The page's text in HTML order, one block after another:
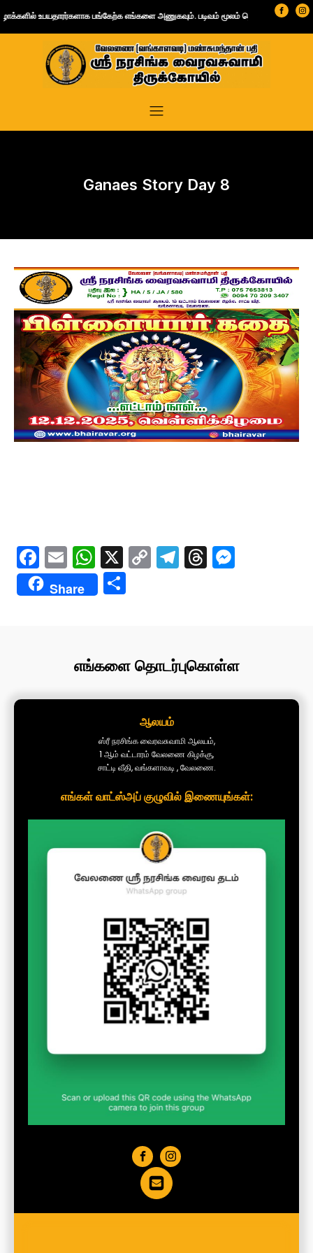
எங்களை அணுகவும். படிவம் மூலம் தொடர்பு கொள்ளஇங்கே கிளிக் செய்யவும்|
Ganaes Story Day 8
Facebook
EmailWhatsApp
X Copy
Link
Telegram
Threads
Share
எங்களை தொடர்புகொள்ள
ஆலயம்
ஸ்ரீ நரசிங்க வைரவசுவாமி ஆலயம்,
1 ஆம் வட்டாரம் வேலணை கிழக்கு,
சாட்டி வீதி, வங்களாவடி , வேலணை.
எங்கள் வாட்ஸ்அப் குழுவில் இணையுங்கள்: